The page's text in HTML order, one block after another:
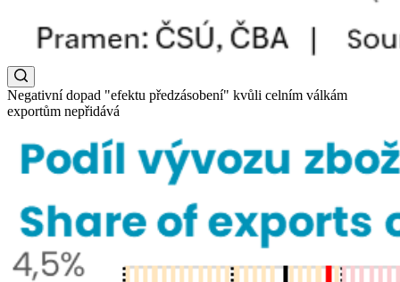
Negativní dopad "efektu předzásobení" kvůli celním válkám
exportům nepřidává